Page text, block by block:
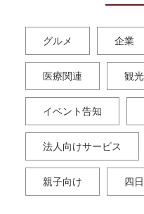
グルメ 企業
医療関連 観光
イベント告知
法人向けサービス
親子向け 四